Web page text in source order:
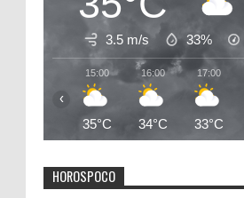
3.5 m/s 33%
15:00
35°C
16:00
34°C
17:00
33°C
‹
HOROSPOCO